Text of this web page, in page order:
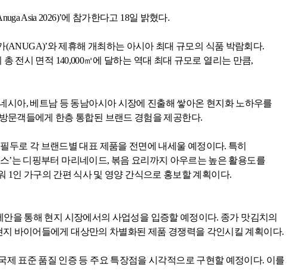
Asia 2026)’에 참가한다고 18일 밝혔다.
(ANUGA)’와 제휴해 개최하는 아시아 최대 규모의 식품 박람회다.
총 전시 면적 140,000㎡에 달하는 역대 최대 규모로 열리는 만큼,
시아, 베트남 등 동남아시아 시장에 진출해 쌓아온 현지화 노하우를
문객들에게 한층 통합된 브랜드 경험을 제공한다.
두로 각 브랜드별 대표 제품을 전면에 내세울 예정이다. 특히
’는 디핑부터 마리네이드, 볶음 요리까지 아우르는 높은 활용도를
1인 가구의 간편 식사 및 영양 간식으로 홍보할 계획이다.
안을 통해 현지 시장에서의 사업성을 입증할 예정이다. 종가 맛김치의
바이어들에게 대상만의 차별화된 제품 경쟁력을 각인시킬 계획이다.
제 표준 품질 인증 등 주요 특장점을 시각적으로 구현할 예정이다. 이를